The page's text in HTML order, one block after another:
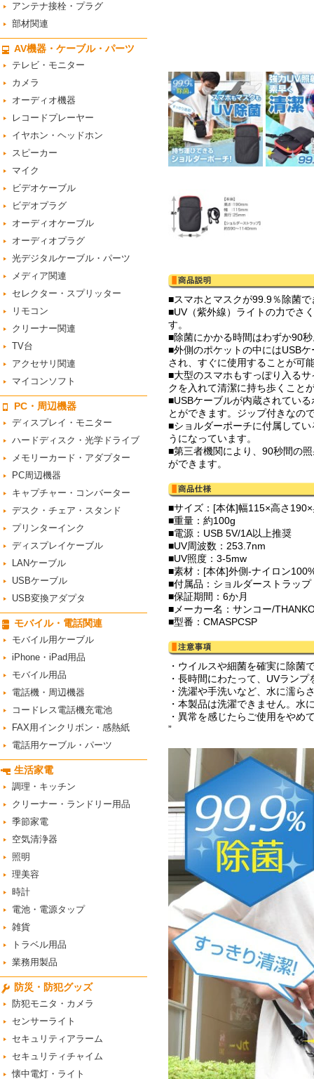
アンテナ接栓・プラグ
部材関連
AV機器・ケーブル・パーツ
テレビ・モニター
カメラ
オーディオ機器
レコードプレーヤー
イヤホン・ヘッドホン
スピーカー
マイク
ビデオケーブル
ビデオプラグ
オーディオケーブル
オーディオプラグ
光デジタルケーブル・パーツ
メディア関連
セレクター・スプリッター
リモコン
クリーナー関連
TV台
アクセサリ関連
マイコンソフト
PC・周辺機器
ディスプレイ・モニター
ハードディスク・光学ドライブ
メモリーカード・アダプター
PC周辺機器
キャプチャー・コンバーター
デスク・チェア・スタンド
プリンターインク
ディスプレイケーブル
LANケーブル
USBケーブル
USB変換アダプタ
モバイル・電話関連
モバイル用ケーブル
iPhone・iPad用品
モバイル用品
電話機・周辺機器
コードレス電話機充電池
FAX用インクリボン・感熱紙
電話用ケーブル・パーツ
生活家電
調理・キッチン
クリーナー・ランドリー用品
季節家電
空気清浄器
照明
理美容
時計
電池・電源タップ
雑貨
トラベル用品
業務用製品
防災・防犯グッズ
防犯モニタ・カメラ
センサーライト
セキュリティアラーム
セキュリティチャイム
懐中電灯・ライト
■スマホとマスクが99.9％除菌
■UV（紫外線）ライトの力でさ
す。
■除菌にかかる時間はわずか90
■外側のポケットの中にはUSB
され、すぐに使用することが可
■大型のスマホもすっぽり入る
クを入れて清潔に持ち歩くこと
■USBケーブルが内蔵されてい
とができます。ジップ付きなの
■ショルダーポーチに付属して
うになっています。
■第三者機関により、90秒間の
ができます。
■サイズ：[本体]幅115×高さ
■重量：約100g
■電源：USB 5V/1A以上推奨
■UV周波数：253.7nm
■UV照度：3-5mw
■素材：[本体]外側-ナイロン
■付属品：ショルダーストラップ
■保証期間：6か月
■メーカー名：サンコー/
■型番：CMASPCSP
・ウイルスや細菌を確実に除菌
・長時間にわたって、UVラン
・洗濯や手洗いなど、水に濡ら
・本製品は洗濯できません。水
・異常を感じたらご使用をやめ
”